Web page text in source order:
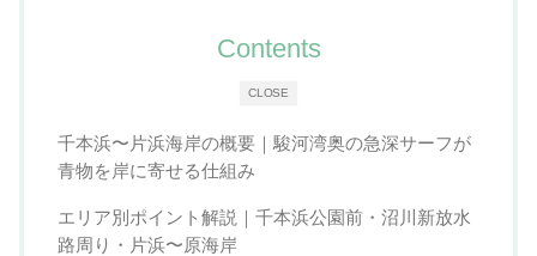
CLOSE
Contents
千本浜〜片浜海岸の概要｜駿河湾奥の急深サーフが
青物を岸に寄せる仕組み
エリア別ポイント解説｜千本浜公園前・沼川新放水
路周り・片浜〜原海岸